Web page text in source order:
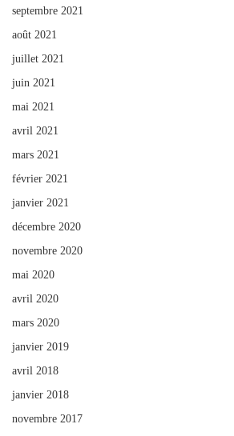
septembre 2021
août 2021
juillet 2021
juin 2021
mai 2021
avril 2021
mars 2021
février 2021
janvier 2021
décembre 2020
novembre 2020
mai 2020
avril 2020
mars 2020
janvier 2019
avril 2018
janvier 2018
novembre 2017